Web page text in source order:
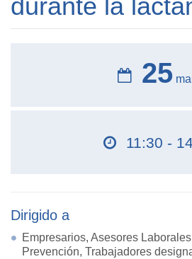
durante la
25
11:30 -
Dirigido a
Empresarios, Asesores
Prevención, Trabajadores